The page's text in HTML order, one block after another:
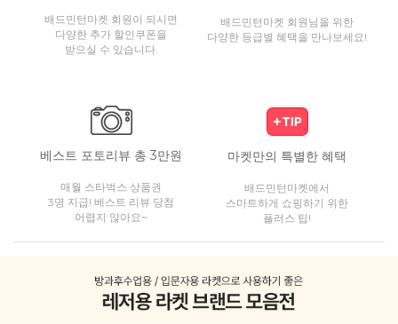
배드민턴마켓 회원이 되시면
다양한 추가 할인쿠폰을
받으실 수 있습니다.
배드민턴마켓 회원님을 위한
다양한 등급별 혜택을 만나보세요!
베스트 포토리뷰 총 3만원
매월 스타벅스 상품권
3명 지급! 베스트 리뷰 당첨
어렵지 않아요~
마켓만의 특별한 혜택
배드민턴마켓에서
스마트하게 쇼핑하기 위한
플러스 팁!